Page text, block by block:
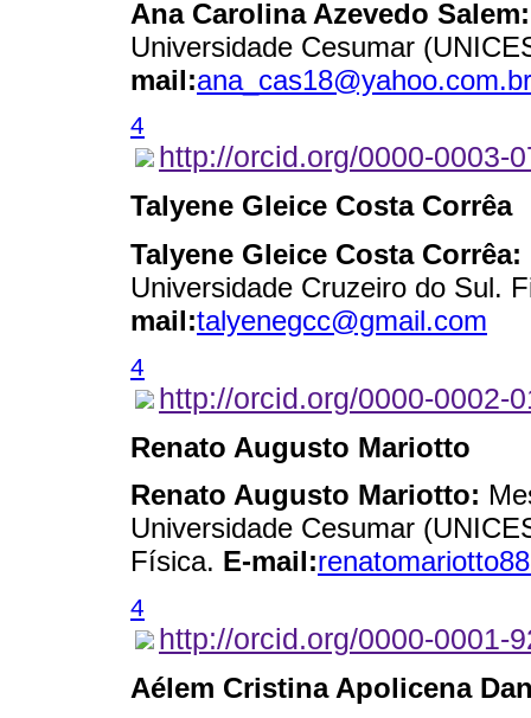
Ana Carolina Azevedo Salem:
Universidade Cesumar
mail:ana_cas18@yahoo.com.br
4
http://orcid.org/0000-0003-
Talyene Gleice Costa Corrêa
Talyene Gleice Costa Corrêa:
Universidade Cruzeiro do Sul.
mail:talyenegcc@gmail.com
4
http://orcid.org/0000-0002-
Renato Augusto Mariotto
Renato Augusto Mariotto:
Universidade Cesumar
Física. E-mail:
4
http://orcid.org/0000-0001-
Aélem Cristina Apolicena